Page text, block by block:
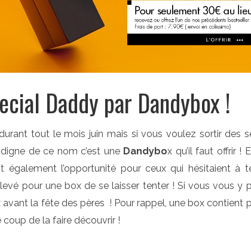
Daddy par Dandybox !
durant tout le mois juin mais si vous voulez sortir des
de ce nom c’est uneDandybox qu’il faut offrir !
également l’opportunité pour ceux qui hésitaient à
pour une box de se laisser tenter ! Si vous vous y
la fête des pères ! Pour rappel, une box contient
de la faire découvrir !